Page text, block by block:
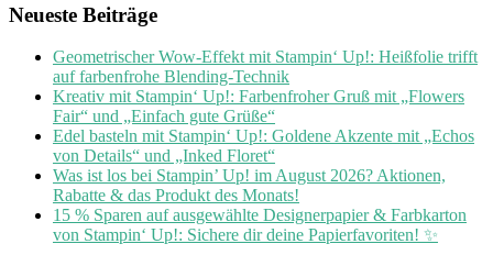
Neueste Beiträge
Geometrischer Wow-Effekt mit Stampin‘ Up!: Heißfolie trifft
auf farbenfrohe Blending-Technik
Kreativ mit Stampin‘ Up!: Farbenfroher Gruß mit „Flowers
Fair“ und „Einfach gute Grüße“
Edel basteln mit Stampin‘ Up!: Goldene Akzente mit „Echos
von Details“ und „Inked Floret“
Was ist los bei Stampin’ Up! im August 2026? Aktionen,
Rabatte & das Produkt des Monats!
15 % Sparen auf ausgewählte Designerpapier & Farbkarton
von Stampin‘ Up!: Sichere dir deine Papierfavoriten! ✨